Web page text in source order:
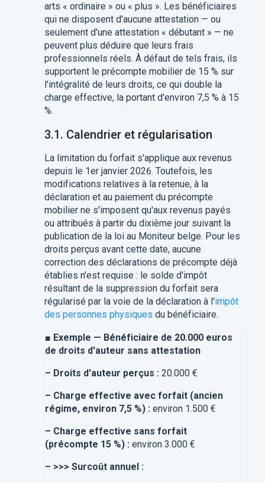
arts « ordinaire » ou « plus ». Les bénéficiaires
qui ne disposent d'aucune attestation — ou
seulement d'une attestation « débutant » — ne
peuvent plus déduire que leurs frais
professionnels réels. À défaut de tels frais, ils
supportent le précompte mobilier de 15 % sur
l'intégralité de leurs droits, ce qui double la
charge effective, la portant d'environ 7,5 % à 15
%.
3.1. Calendrier et régularisation
La limitation du forfait s'applique aux revenus
depuis le 1er janvier 2026. Toutefois, les
modifications relatives à la retenue, à la
déclaration et au paiement du précompte
mobilier ne s'imposent qu'aux revenus payés
ou attribués à partir du dixième jour suivant la
publication de la loi au Moniteur belge. Pour les
droits perçus avant cette date, aucune
correction des déclarations de précompte déjà
établies n'est requise : le solde d'impôt
résultant de la suppression du forfait sera
régularisé par la voie de la déclaration à l'impôt
des personnes physiques du bénéficiaire.
■ Exemple — Bénéficiaire de 20.000 euros
de droits d'auteur sans attestation
– Droits d'auteur perçus : 20.000 €
– Charge effective avec forfait (ancien
régime, environ 7,5 %) : environ 1.500 €
– Charge effective sans forfait
(précompte 15 %) : environ 3.000 €
– >>> Surcoût annuel :